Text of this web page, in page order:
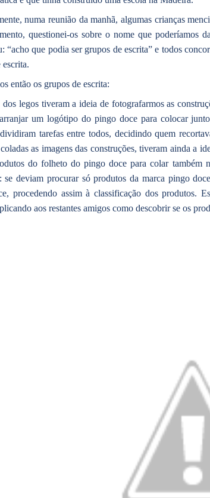
numa reunião da manhã, algumas crianças
questionei-os sobre o nome que poderíamos
“acho que podia ser grupos de escrita” e todos
escrita.
então os grupos de escrita:
legos tiveram a ideia de fotografarmos as
um logótipo do pingo doce para colocar
tarefas entre todos, decidindo quem
as imagens das construções, tiveram ainda a
do folheto do pingo doce para colar também
se deviam procurar só produtos da marca pingo
procedendo assim à classificação dos produtos.
aos restantes amigos como descobrir se os